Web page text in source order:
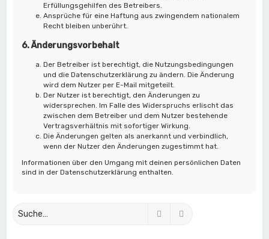
Erfüllungsgehilfen des Betreibers.
Ansprüche für eine Haftung aus zwingendem nationalem
Recht bleiben unberührt.
6. Änderungsvorbehalt
Der Betreiber ist berechtigt, die Nutzungsbedingungen
und die Datenschutzerklärung zu ändern. Die Änderung
wird dem Nutzer per E-Mail mitgeteilt.
Der Nutzer ist berechtigt, den Änderungen zu
widersprechen. Im Falle des Widerspruchs erlischt das
zwischen dem Betreiber und dem Nutzer bestehende
Vertragsverhältnis mit sofortiger Wirkung.
Die Änderungen gelten als anerkannt und verbindlich,
wenn der Nutzer den Änderungen zugestimmt hat.
Informationen über den Umgang mit deinen persönlichen Daten
sind in der Datenschutzerklärung enthalten.
Suche